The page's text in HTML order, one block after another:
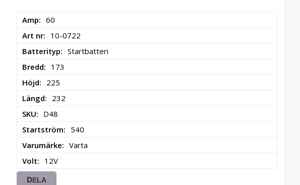
Amp
60
Art nr
10-0722
Batterityp
Startbatteri
Bredd
173
Höjd
225
Längd
232
SKU
D48
Startström
540
Varumärke
Varta
Volt
12V
DELA